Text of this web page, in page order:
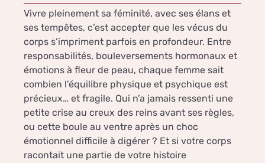
Vivre pleinement sa féminité, avec ses élans et
ses tempêtes, c’est accepter que les vécus du
corps s’impriment parfois en profondeur. Entre
responsabilités, bouleversements hormonaux et
émotions à fleur de peau, chaque femme sait
combien l’équilibre physique et psychique est
précieux… et fragile. Qui n’a jamais ressenti une
petite crise au creux des reins avant ses règles,
ou cette boule au ventre après un choc
émotionnel difficile à digérer ? Et si votre corps
racontait une partie de votre histoire